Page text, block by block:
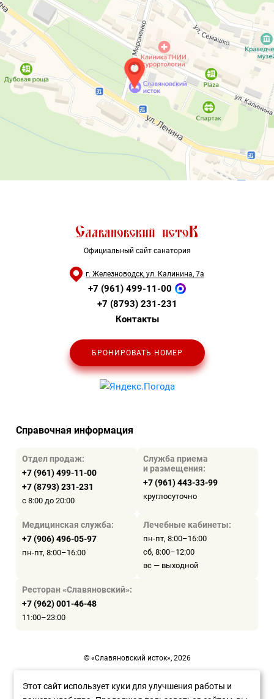
Официальный сайт санатория
г. Железноводск, ул. Калинина, 7а
+7 (961) 499-11-00
+7 (8793) 231-231
Контакты
БРОНИРОВАТЬ НОМЕР
Справочная информация
Отдел продаж:
+7 (961) 499-11-00
+7 (8793) 231-231
с 8:00 до 20:00
Служба приема
и размещения:
+7 (961) 443-33-99
круглосуточно
Медицинская служба:
+7 (906) 496-05-97
пн-пт, 8:00–16:00
Лечебные кабинеты:
пн-пт, 8:00–16:00
сб, 8:00–12:00
вс — выходной
Ресторан «Славяновский»:
+7 (962) 001-46-48
11:00–23:00
© «Славяновский исток», 2026
Этот сайт использует куки для улучшения работы и